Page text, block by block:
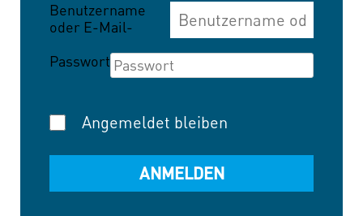
Benutzername
oder E-Mail-
Passwort
Angemeldet bleiben